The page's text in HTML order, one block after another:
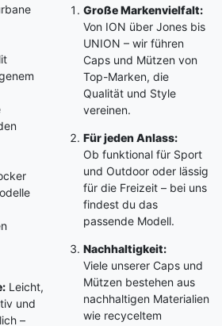
Leicht,
und
–
Große Markenvielfalt:
Von ION über Jones bis
UNION – wir führen
Caps und Mützen von
Top-Marken, die
Qualität und Style
vereinen.
Für jeden Anlass:
Ob funktional für Sport
und Outdoor oder lässig
für die Freizeit – bei uns
findest du das
passende Modell.
Nachhaltigkeit:
Viele unserer Caps und
Mützen bestehen aus
nachhaltigen Materialien
wie recyceltem